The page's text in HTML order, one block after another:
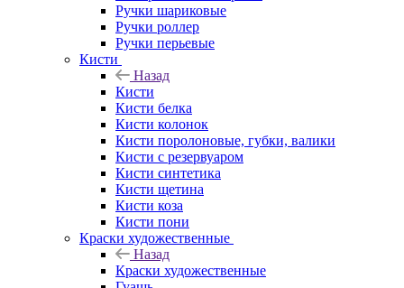
Ручки шариковые
Ручки роллер
Ручки перьевые
Кисти
Назад
Кисти
Кисти белка
Кисти колонок
Кисти поролоновые, губки, валики
Кисти с резервуаром
Кисти синтетика
Кисти щетина
Кисти коза
Кисти пони
Краски художественные
Назад
Краски художественные